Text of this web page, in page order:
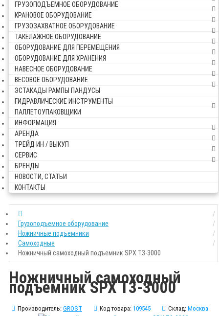
ГРУЗОПОДЪЕМНОЕ ОБОРУДОВАНИЕ
КРАНОВОЕ ОБОРУДОВАНИЕ
ГРУЗОЗАХВАТНОЕ ОБОРУДОВАНИЕ
ТАКЕЛАЖНОЕ ОБОРУДОВАНИЕ
ОБОРУДОВАНИЕ ДЛЯ ПЕРЕМЕЩЕНИЯ
ОБОРУДОВАНИЕ ДЛЯ ХРАНЕНИЯ
НАВЕСНОЕ ОБОРУДОВАНИЕ
ВЕСОВОЕ ОБОРУДОВАНИЕ
ЭСТАКАДЫ РАМПЫ ПАНДУСЫ
ГИДРАВЛИЧЕСКИЕ ИНСТРУМЕНТЫ
ПАЛЛЕТОУПАКОВЩИКИ
ИНФОРМАЦИЯ
АРЕНДА
ТРЕЙД ИН / ВЫКУП
СЕРВИС
БРЕНДЫ
НОВОСТИ, СТАТЬИ
КОНТАКТЫ
Грузоподъемное оборудование
Ножничные подъемники
Самоходные
Ножничный самоходный подъемник SPX T3-3000
Ножничный самоходный
подъемник SPX T3-3000
Производитель: GROST Код товара: 109545 Склад: Москва